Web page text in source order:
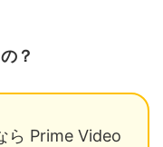
？
ら Prime Video